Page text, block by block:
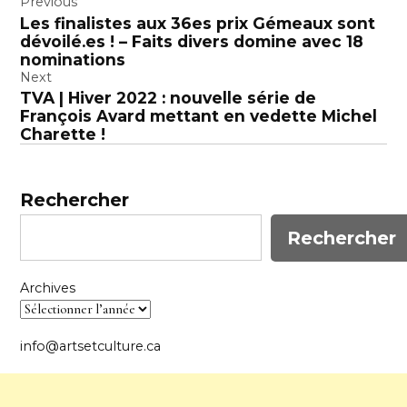
Navigation
de
l’article
Les finalistes aux 36es prix Gémeaux sont
dévoilé.es ! – Faits divers domine avec 18
nominations
Next
TVA | Hiver 2022 : nouvelle série de
François Avard mettant en vedette Michel
Charette !
Rechercher
Rechercher
Archives
info@artsetculture.ca